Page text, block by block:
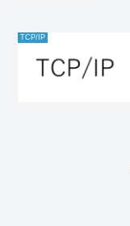
TCP/IP